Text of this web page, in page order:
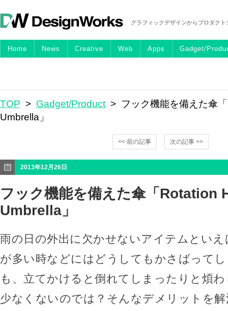
グラフィックデザインからプロダク
Home News Creative Web Apps Gadget/
TOP > Gadget/Product > フック機能を備えた傘
Umbrella」
<< 前の記事 次の記事 >>
2013年12月26日
フック機能を備えた傘「Rotation
Umbrella」
雨の日の外出に欠かせないアイテムとい
が多い時などにはどうしてもかさばって
も、立てかけると倒れてしまったりと煩
少なくないのでは？そんなデメリットを